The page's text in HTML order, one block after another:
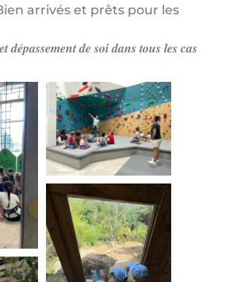
arrivés et prêts pour les
𝒅𝒆́𝒑𝒂𝒔𝒔𝒆𝒎𝒆𝒏𝒕 𝒅𝒆 𝒔𝒐𝒊 𝒅𝒂𝒏𝒔 𝒕𝒐𝒖𝒔 𝒍𝒆𝒔 𝒄𝒂𝒔